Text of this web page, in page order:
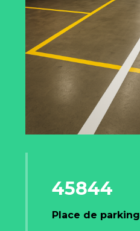
45844
Place de parking